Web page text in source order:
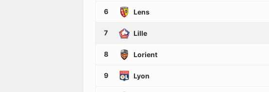
6 Lens
7 Lille
8 Lorient
9 Lyon